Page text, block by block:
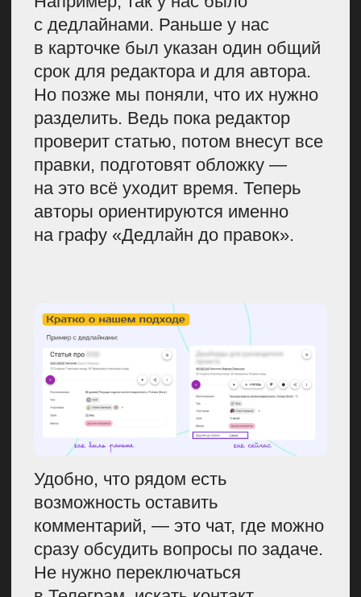
Внешние эксперты
У нас есть пополняемая база
внешних и внутренних экспертов.
ребята из компаний, которые
не связаны с нашей темой
напрямую. Они рассказывают тоже
про Agile, про планирование, про
то, как приходить к каким-то
устойчивым системам, но при этом
они не продвигают никакой
продукт, никакого таскменеджера
и так далее.
Мы с ними запартнерились, они
дают нам комментарии
на постоянной основе. Это очень
круто, потому что они сами этого
хотят ради упоминания, ради
обмена аудиторией. Получается
такой взаимовыгодный коллаб.